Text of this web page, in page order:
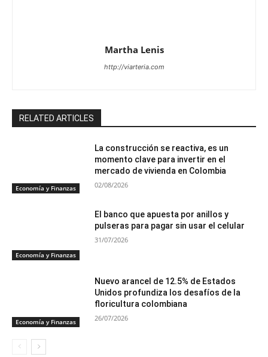
Martha Lenis
http://viarteria.com
RELATED ARTICLES
Economía y Finanzas
La construcción se reactiva, es un
momento clave para invertir en el
mercado de vivienda en Colombia
02/08/2026
Economía y Finanzas
El banco que apuesta por anillos y
pulseras para pagar sin usar el celular
31/07/2026
Economía y Finanzas
Nuevo arancel de 12.5% de Estados
Unidos profundiza los desafíos de la
floricultura colombiana
26/07/2026